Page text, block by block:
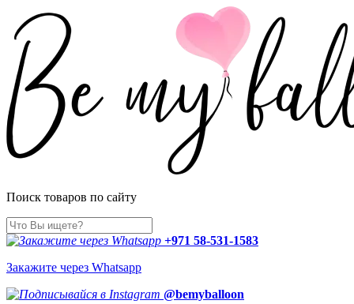
Поиск товаров по сайту
+971 58-531-1583
Закажите через Whatsapp
@bemyballoon